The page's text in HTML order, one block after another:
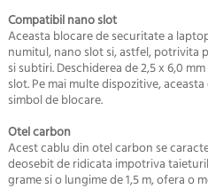
Compatibil nano slot
Aceasta blocare de securitate a
numitul, nano slot si, astfel,
si subtiri. Deschiderea de 2,5 x 6,0
slot. Pe mai multe dispozitive,
simbol de blocare.
Otel carbon
Acest cablu din otel carbon se
deosebit de ridicata impotriva
grame si o lungime de 1,5 m, ofera o